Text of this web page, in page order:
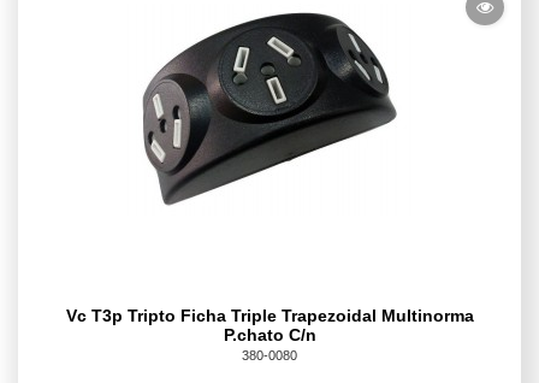
Vc T3p Tripto Ficha Triple Trapezoidal Multinorma
P.chato C/n
380-0080